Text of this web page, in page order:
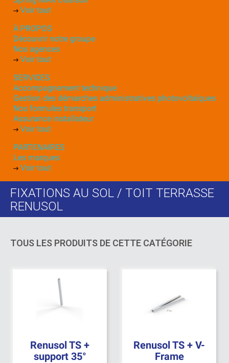
Voir tout
À PROPOS
Découvrir notre groupe
Nos agences
Voir tout
SERVICES
Accompagnement technique
Gestion des démarches administratives photovoltaïques
Nos formules transport
Assurance installateur
Voir tout
PARTENAIRES
Les marques
Voir tout
FIXATIONS AU SOL / TOIT TERRASSE
RENUSOL
TOUS LES PRODUITS DE CETTE CATÉGORIE
Renusol TS +
support 35°
Renusol TS + V-
Frame